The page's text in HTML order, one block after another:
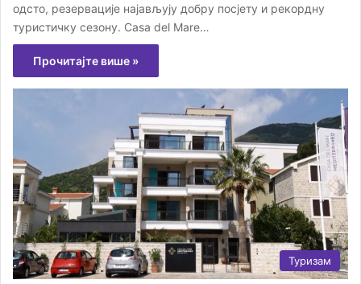
одсто, резервације најављују добру посјету и рекордну
туристичку сезону. Casa del Mare…
Прочитајте више »
Туризам